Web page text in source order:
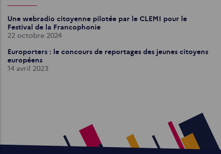
Une webradio citoyenne pilotée par le CLEMI pour le
Festival de la Francophonie
22 octobre 2024
Europorters : le concours de reportages des jeunes citoyens
européens
14 avril 2023